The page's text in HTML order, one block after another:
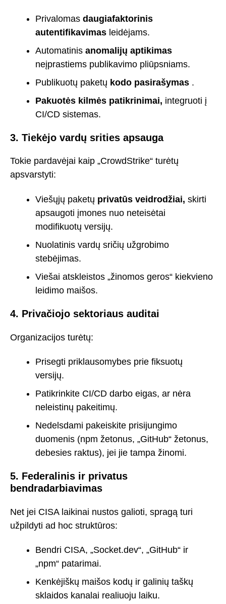
Privalomas daugiafaktorinis
autentifikavimas leidėjams.
Automatinis anomalijų aptikimas
neįprastiems publikavimo pliūpsniams.
Publikuotų paketų kodo pasirašymas .
Pakuotės kilmės patikrinimai, integruoti į
CI/CD sistemas.
3. Tiekėjo vardų srities apsauga
Tokie pardavėjai kaip „CrowdStrike“ turėtų
apsvarstyti:
Viešųjų paketų privatūs veidrodžiai, skirti
apsaugoti įmones nuo neteisėtai
modifikuotų versijų.
Nuolatinis vardų sričių užgrobimo
stebėjimas.
Viešai atskleistos „žinomos geros“ kiekvieno
leidimo maišos.
4. Privačiojo sektoriaus auditai
Organizacijos turėtų:
Prisegti priklausomybes prie fiksuotų
versijų.
Patikrinkite CI/CD darbo eigas, ar nėra
neleistinų pakeitimų.
Nedelsdami pakeiskite prisijungimo
duomenis (npm žetonus, „GitHub“ žetonus,
debesies raktus), jei jie tampa žinomi.
5. Federalinis ir privatus
bendradarbiavimas
Net jei CISA laikinai nustos galioti, spragą turi
užpildyti ad hoc struktūros:
Bendri CISA, „Socket.dev“, „GitHub“ ir
„npm“ patarimai.
Kenkėjiškų maišos kodų ir galinių taškų
sklaidos kanalai realiuoju laiku.